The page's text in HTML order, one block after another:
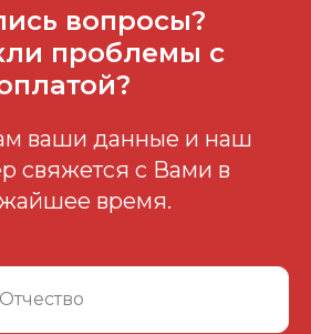
вопросы?
проблемы с
ваши данные и наш
свяжется с Вами в
время.